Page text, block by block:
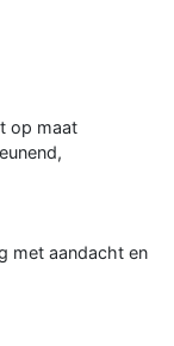
op maat
met aandacht en